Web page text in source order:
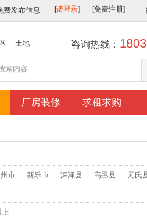
费发布信息
土地 咨询热线：
厂房装修 求租求购
市 新乐市 深泽县 高邑县 元氏